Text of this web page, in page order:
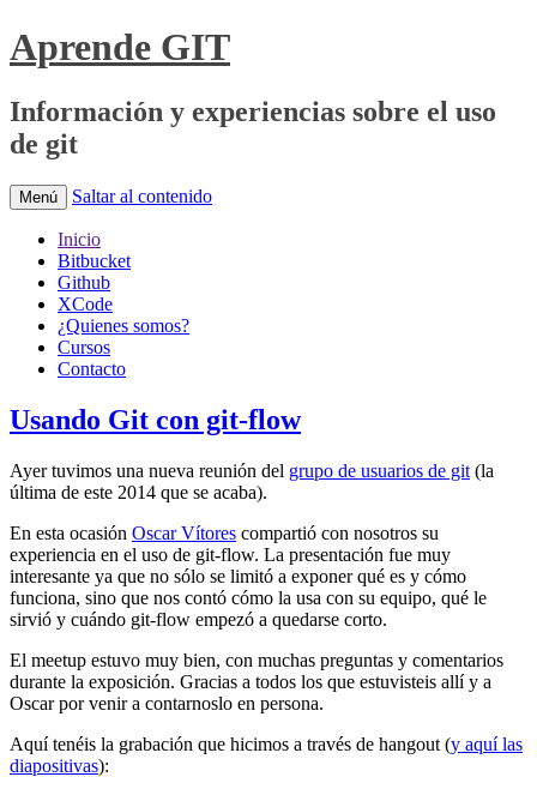
Aprende GIT
Información y experiencias sobre el uso
de git
Menú Saltar al contenido
Inicio
Bitbucket
Github
XCode
¿Quienes somos?
Cursos
Contacto
Usando Git con git-flow
Ayer tuvimos una nueva reunión del grupo de usuarios de git (la
última de este 2014 que se acaba).
En esta ocasión Oscar Vítores compartió con nosotros su
experiencia en el uso de git-flow. La presentación fue muy
interesante ya que no sólo se limitó a exponer qué es y cómo
funciona, sino que nos contó cómo la usa con su equipo, qué le
sirvió y cuándo git-flow empezó a quedarse corto.
El meetup estuvo muy bien, con muchas preguntas y comentarios
durante la exposición. Gracias a todos los que estuvisteis allí y a
Oscar por venir a contarnoslo en persona.
Aquí tenéis la grabación que hicimos a través de hangout (y aquí las
diapositivas):